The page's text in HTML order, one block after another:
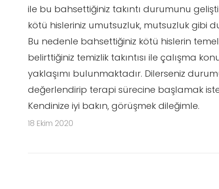
ile bu bahsettiğiniz takıntı durumunu
kötü hisleriniz umutsuzluk, mutsuzluk gibi
Bu nedenle bahsettiğiniz kötü hislerin
belirttiğiniz temizlik takıntısı ile çalışma
yaklaşımı bulunmaktadır. Dilerseniz
değerlendirip terapi sürecine başlamak
Kendinize iyi bakın, görüşmek dileğimle.
18 Ekim 2020